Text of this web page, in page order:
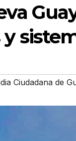
y
Ciudadana de